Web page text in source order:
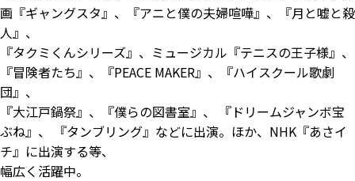
画『ギャングスタ』、『アニと僕の夫婦喧嘩』、『月と嘘と殺
人』、
『タクミくんシリーズ』、ミュージカル『テニスの王子様』、
『冒険者たち』、『PEACE MAKER』、『ハイスクール歌劇
団』、
『大江戸鍋祭』、『僕らの図書室』、 『ドリームジャンボ宝
ぶね』、 『タンブリング』などに出演。ほか、NHK『あさイ
チ』に出演する等、
幅広く活躍中。